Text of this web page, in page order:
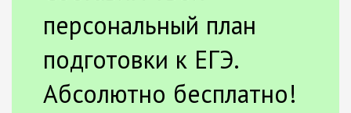
персональный план
подготовки к ЕГЭ.
Абсолютно бесплатно!